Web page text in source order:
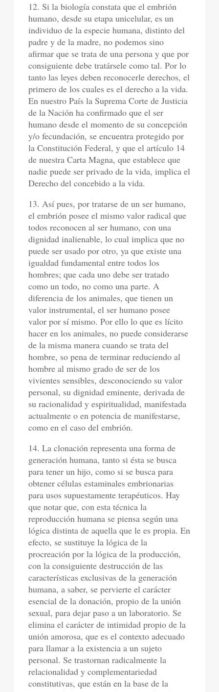
12. Si la biología constata que el embrión
humano, desde su etapa unicelular, es un
individuo de la especie humana, distinto del
padre y de la madre, no podemos sino
afirmar que se trata de una persona y que por
consiguiente debe tratársele como tal. Por lo
tanto las leyes deben reconocerle derechos, el
primero de los cuales es el derecho a la vida.
En nuestro País la Suprema Corte de Justicia
de la Nación ha confirmado que el ser
humano desde el momento de su concepción
y/o fecundación, se encuentra protegido por
la Constitución Federal, y que el artículo 14
de nuestra Carta Magna, que establece que
nadie puede ser privado de la vida, implica el
Derecho del concebido a la vida.
13. Así pues, por tratarse de un ser humano,
el embrión posee el mismo valor radical que
todos reconocen al ser humano, con una
dignidad inalienable, lo cual implica que no
puede ser usado por otro, ya que existe una
igualdad fundamental entre todos los
hombres; que cada uno debe ser tratado
como un todo, no como una parte. A
diferencia de los animales, que tienen un
valor instrumental, el ser humano posee
valor por sí mismo. Por ello lo que es lícito
hacer en los animales, no puede considerarse
de la misma manera cuando se trata del
hombre, so pena de terminar reduciendo al
hombre al mismo grado de ser de los
vivientes sensibles, desconociendo su valor
personal, su dignidad eminente, derivada de
su racionalidad y espiritualidad, manifestada
actualmente o en potencia de manifestarse,
como en el caso del embrión.
14. La clonación representa una forma de
generación humana, tanto si ésta se busca
para tener un hijo, como si se busca para
obtener células estaminales embrionarias
para usos supuestamente terapéuticos. Hay
que notar que, con esta técnica la
reproducción humana se piensa según una
lógica distinta de aquella que le es propia. En
efecto, se sustituye la lógica de la
procreación por la lógica de la producción,
con la consiguiente destrucción de las
características exclusivas de la generación
humana, a saber, se pervierte el carácter
esencial de la donación, propio de la unión
sexual, para dejar paso a un laboratorio. Se
elimina el carácter de intimidad propio de la
unión amorosa, que es el contexto adecuado
para llamar a la existencia a un sujeto
personal. Se trastornan radicalmente la
relacionalidad y complementariedad
constitutivas, que están en la base de la